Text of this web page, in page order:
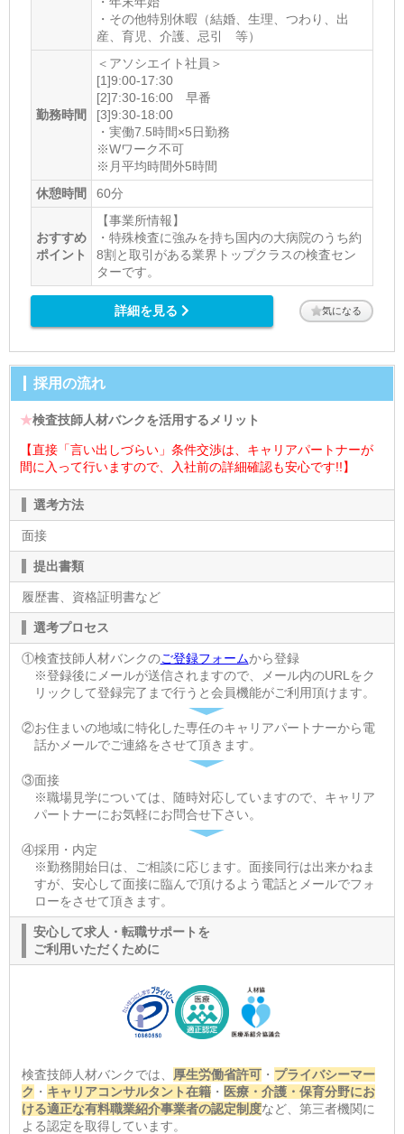
・その他特別休暇（結婚、生理、つわり、出
産、育児、介護、忌引 等）
勤務時間
＜アソシエイト社員＞
[1]9:00-17:30
[2]7:30-16:00 早番
[3]9:30-18:00
・実働7.5時間×5日勤務
※Wワーク不可
※月平均時間外5時間
休憩時間
60分
おすすめ
ポイント
【事業所情報】
・特殊検査に強みを持ち国内の大病院のうち約
8割と取引がある業界トップクラスの検査セン
ターです。
詳細を見る 気になる
採用の流れ
★検査技師人材バンクを活用するメリット
【直接「言い出しづらい」条件交渉は、キャリアパートナーが
間に入って行いますので、入社前の詳細確認も安心です!!】
選考方法
面接
提出書類
履歴書、資格証明書など
選考プロセス
①検査技師人材バンクのご登録フォームから登録
※登録後にメールが送信されますので、メール内のURLをク
リックして登録完了まで行うと会員機能がご利用頂けます。
②お住まいの地域に特化した専任のキャリアパートナーから電
話かメールでご連絡をさせて頂きます。
③面接
※職場見学については、随時対応していますので、キャリア
パートナーにお気軽にお問合せ下さい。
④採用・内定
※勤務開始日は、ご相談に応じます。面接同行は出来かねま
すが、安心して面接に臨んで頂けるよう電話とメールでフォ
ローをさせて頂きます。
安心して求人・転職サポートを
ご利用いただくために
検査技師人材バンクでは、 厚生労働省許可・ プライバシーマー
ク ・ キャリアコンサルタント在籍・ 医療・介護・保育分野にお
ける適正な有料職業紹介事業者の認定制度など、第三者機関に
よる認定を取得しています。